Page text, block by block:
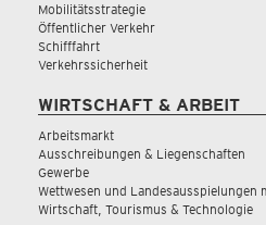
Mobilitätsstrategie
Öffentlicher Verkehr
Schifffahrt
Verkehrssicherheit
WIRTSCHAFT & ARBEIT
Arbeitsmarkt
Ausschreibungen & Liegenschaften
Gewerbe
Wettwesen und Landesausspielungen
Wirtschaft, Tourismus & Technologie